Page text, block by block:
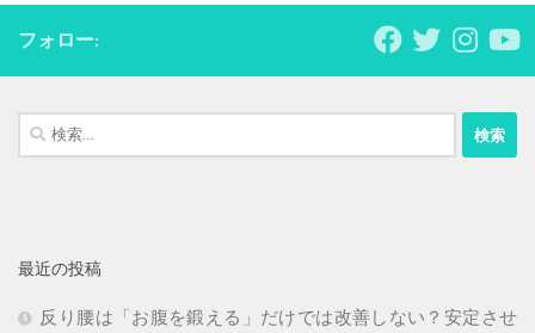
フォロー:
検
索:
最近の投稿
反り腰は「お腹を鍛える」だけでは改善しない？安定させ